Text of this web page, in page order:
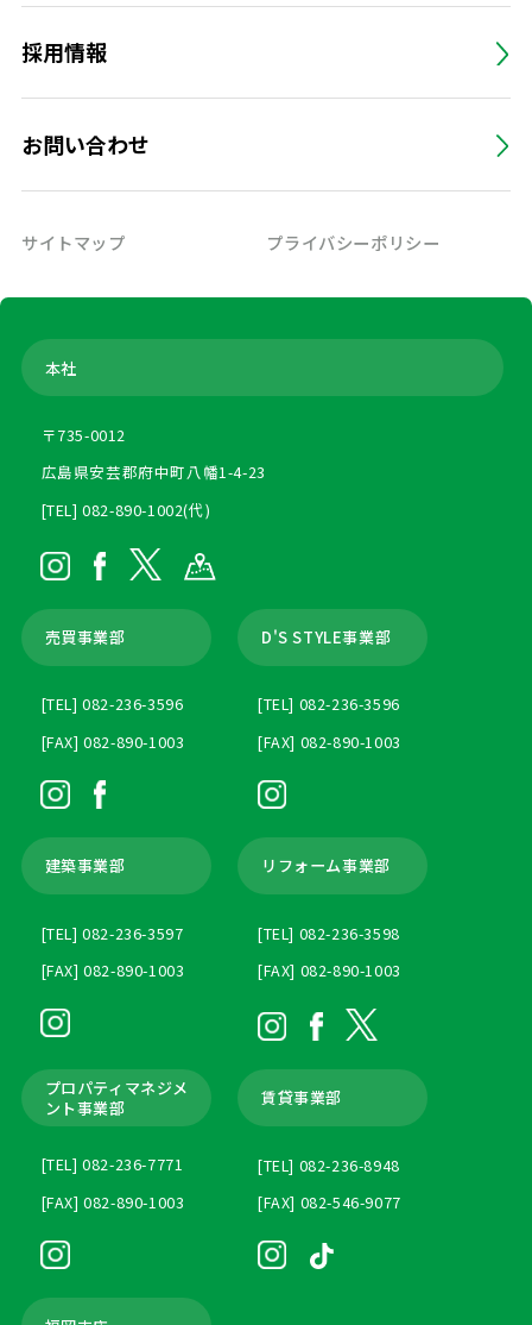
採用情報
お問い合わせ
サイトマップ プライバシーポリシー
本社
〒735-0012
広島県安芸郡府中町八幡1-4-23
[TEL] 082-890-1002(代)
売買事業部
[TEL] 082-236-3596
[FAX] 082-890-1003
D'S STYLE事業部
[TEL] 082-236-3596
[FAX] 082-890-1003
建築事業部
[TEL] 082-236-3597
[FAX] 082-890-1003
リフォーム事業部
[TEL] 082-236-3598
[FAX] 082-890-1003
プロパティマネジメ
ント事業部
[TEL] 082-236-7771
[FAX] 082-890-1003
賃貸事業部
[TEL] 082-236-8948
[FAX] 082-546-9077